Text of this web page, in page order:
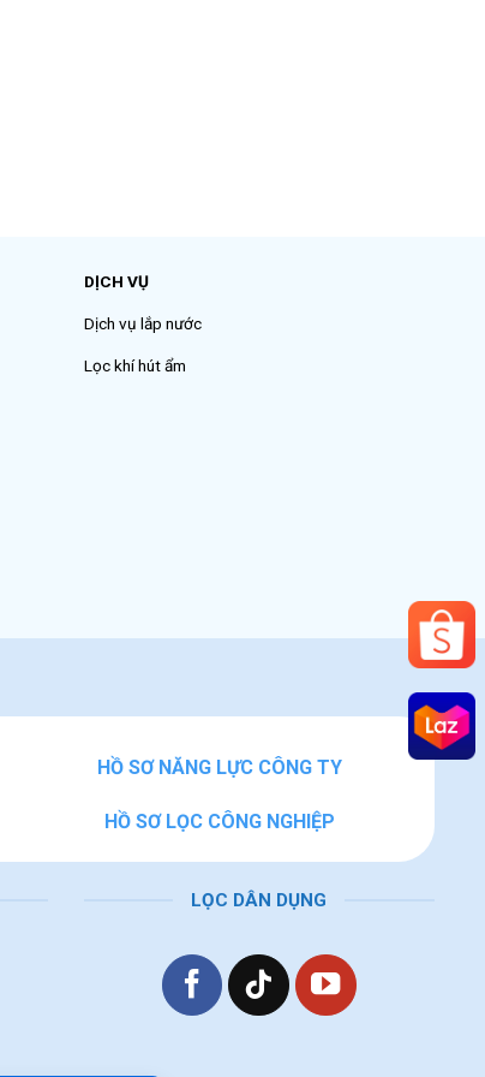
DỊCH VỤ
Dịch vụ lắp nước
Lọc khí hút ẩm
HỒ SƠ NĂNG LỰC CÔNG TY
HỒ SƠ LỌC CÔNG NGHIỆP
LỌC DÂN DỤNG